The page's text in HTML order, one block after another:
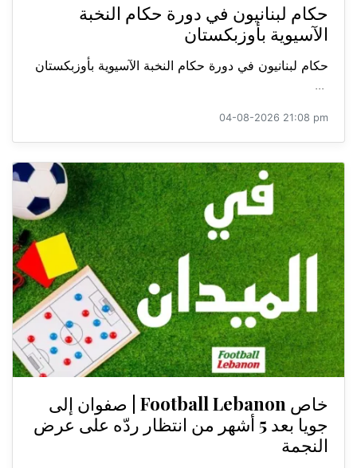
حكام لبنانيون في دورة حكام النخبة
الآسيوية بأوزبكستان
حكام لبنانيون في دورة حكام النخبة الآسيوية بأوزبكستان
...
04-08-2026 21:08 pm
خاص Football Lebanon | صفوان إلى
جويا بعد 5 أشهر من انتظار ردّه على عرض
النجمة